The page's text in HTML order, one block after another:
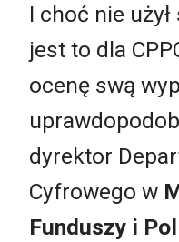
I choć nie
jest to dla
ocenę swą
dyrektor
Cyfrowego w
Funduszy i